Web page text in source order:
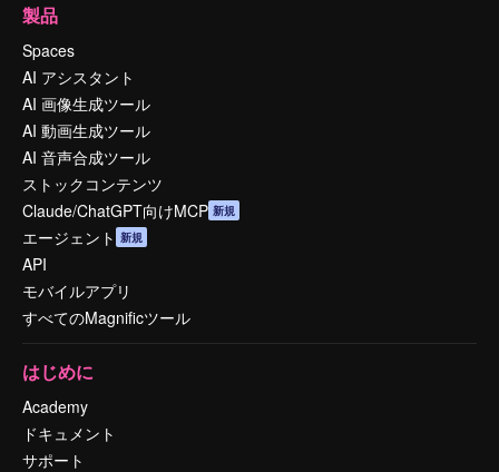
製品
Spaces
AI アシスタント
AI 画像生成ツール
AI 動画生成ツール
AI 音声合成ツール
ストックコンテンツ
Claude/ChatGPT向けMCP 新規
エージェント 新規
API
モバイルアプリ
すべてのMagnificツール
はじめに
Academy
ドキュメント
サポート